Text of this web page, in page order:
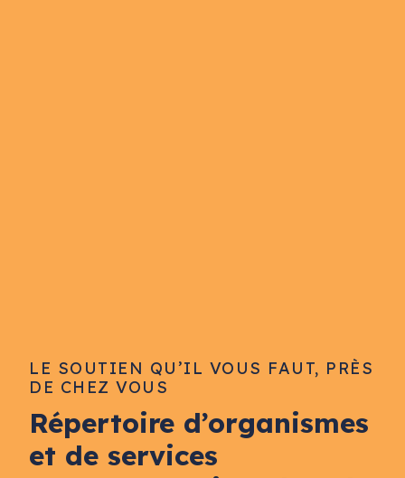
LE SOUTIEN QU’IL VOUS FAUT, PRÈS
DE CHEZ VOUS
Répertoire d’organismes
et de services